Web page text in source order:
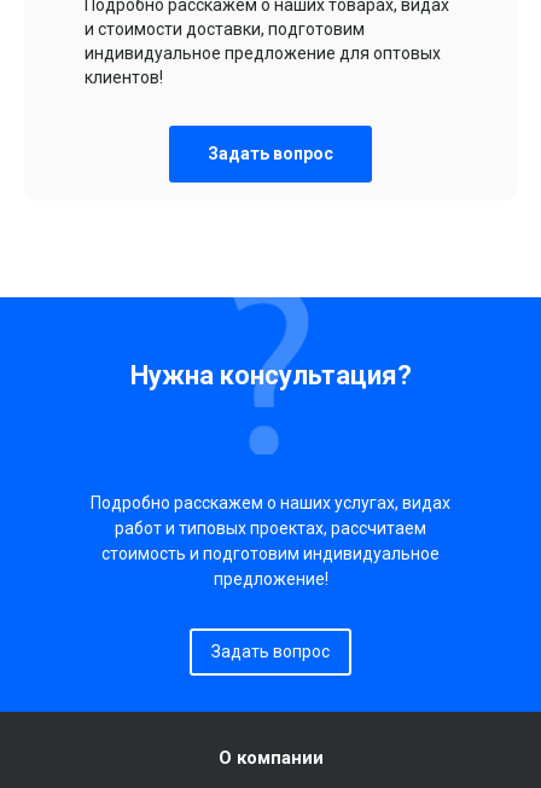
Подробно расскажем о наших товарах, видах
и стоимости доставки, подготовим
индивидуальное предложение для оптовых
клиентов!
Задать вопрос
Нужна консультация?
Подробно расскажем о наших услугах, видах
работ и типовых проектах, рассчитаем
стоимость и подготовим индивидуальное
предложение!
Задать вопрос
О компании